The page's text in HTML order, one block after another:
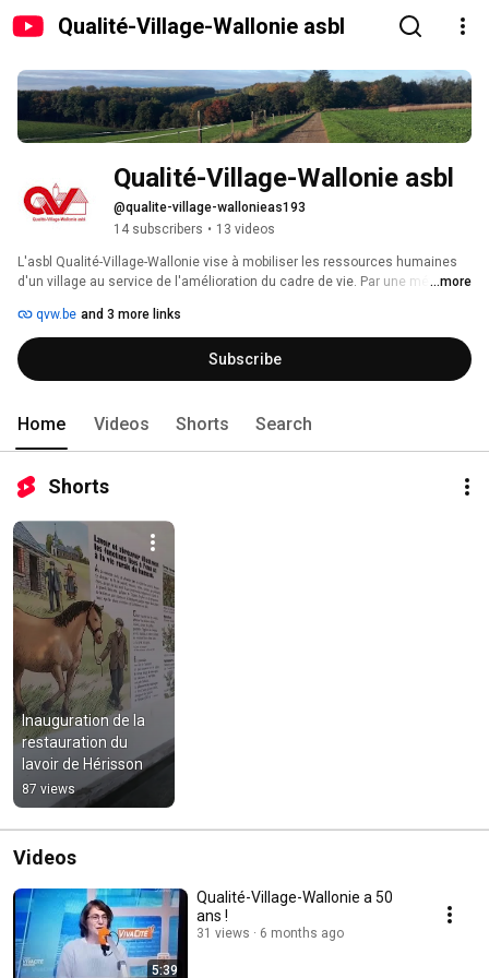
Qualité-Village-Wallonie asbl
Qualité-Village-Wallonie asbl
@qualite-village-wallonieas193
14 subscribers • 13 videos
L'asbl Qualité-Village-Wallonie vise à mobiliser les ressources humaines
d'un village au service de l'amélioration du cadre de vie. Par une méthode
villageois à élaborer des projets de valorisation et de sauvegarde de leur
patrimoine local.
...more
qvw.be and 3 more links
Subscribe
Home Videos Shorts Search
Shorts
Inauguration de la
restauration du
lavoir de Hérisson
87 views
Videos
5:39
Qualité-Village-Wallonie a 50
ans !
31 views 6 months ago